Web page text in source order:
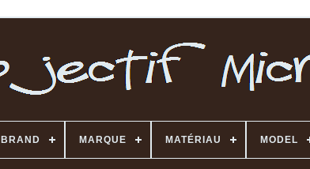
BRAND MARQUE MATÉRIAU MODEL